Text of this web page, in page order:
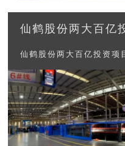
仙鹤股份两大百亿
仙鹤股份两大百亿投资项